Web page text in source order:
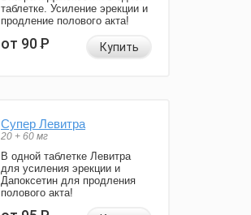
таблетке. Усиление эрекции и
продление полового акта!
от 90Р Купить
Супер Левитра
20 + 60 мг
В одной таблетке Левитра
для усиления эрекции и
Дапоксетин для продления
полового акта!